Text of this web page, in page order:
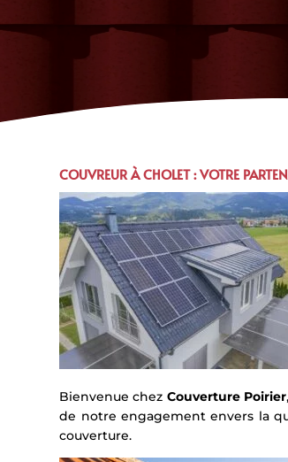
COUVREUR À CHOLET :VOTRE
Bienvenue chez Couverture Poirier
de notre engagement envers la
couverture.